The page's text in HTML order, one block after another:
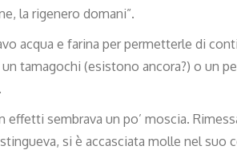
la rigenero domani”.
acqua e farina per permetterle di
tamagochi (esistono ancora?) o un
effetti sembrava un po’ moscia.
si è accasciata molle nel suo